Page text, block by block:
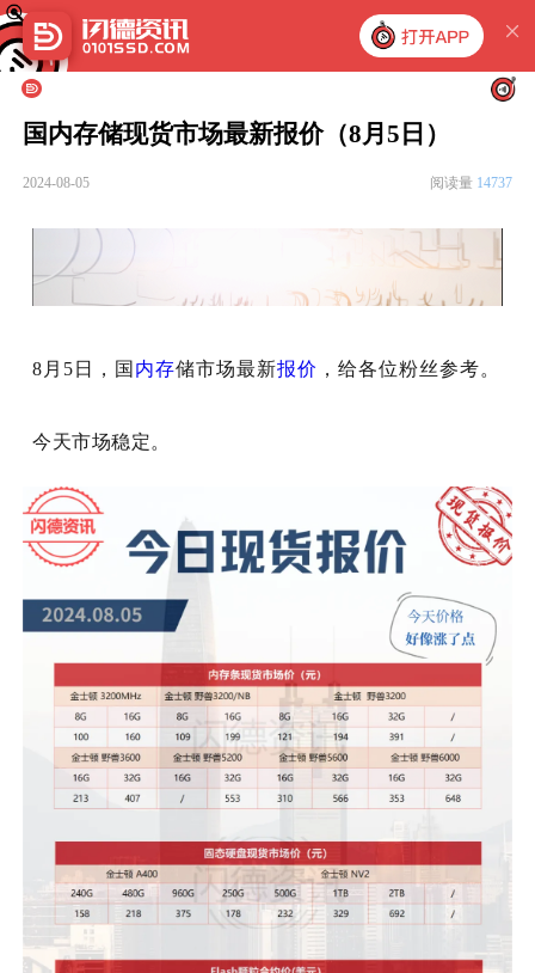
国内存储现货市场最新报价（8月5日）
2024-08-05 阅读量 14737
8月5日，国 内存储市场最新报价 ，给各位粉丝参考。
今天市场稳定。